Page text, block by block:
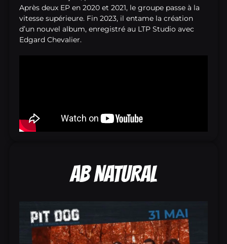
Après deux EP en 2020 et 2021, le groupe passe à la
vitesse supérieure. Fin 2023, il entame la création
d’un nouvel album, enregistré au LTP Studio avec
Edgard Chevalier.
AB NATURAL